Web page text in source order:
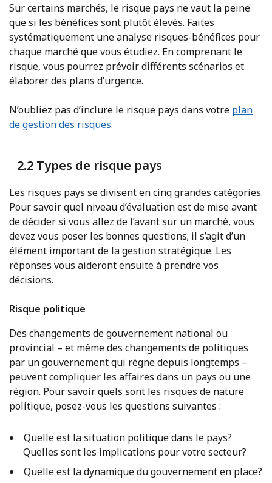
Sur certains marchés, le risque pays ne vaut la peine
que si les bénéfices sont plutôt élevés. Faites
systématiquement une analyse risques-bénéfices pour
chaque marché que vous étudiez. En comprenant le
risque, vous pourrez prévoir différents scénarios et
élaborer des plans d’urgence.
N’oubliez pas d’inclure le risque pays dans votre plan
de gestion des risques.
2.2 Types de risque pays
Les risques pays se divisent en cinq grandes catégories.
Pour savoir quel niveau d’évaluation est de mise avant
de décider si vous allez de l’avant sur un marché, vous
devez vous poser les bonnes questions; il s’agit d’un
élément important de la gestion stratégique. Les
réponses vous aideront ensuite à prendre vos
décisions.
Risque politique
Des changements de gouvernement national ou
provincial – et même des changements de politiques
par un gouvernement qui règne depuis longtemps –
peuvent compliquer les affaires dans un pays ou une
région. Pour savoir quels sont les risques de nature
politique, posez-vous les questions suivantes :
Quelle est la situation politique dans le pays?
Quelles sont les implications pour votre secteur?
Quelle est la dynamique du gouvernement en place?